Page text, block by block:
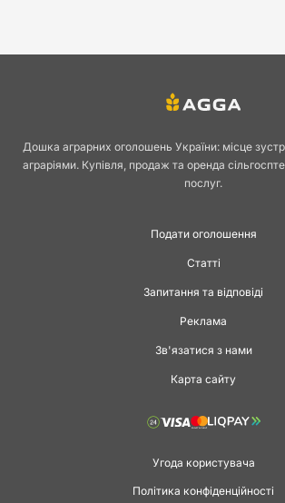
Дошка аграрних оголошень України: місце
аграріями. Купівля, продаж та оренда
послуг.
Подати оголошення
Статті
Запитання та відповіді
Реклама
Зв'язатися з нами
Карта сайту
Угода користувача
Політика конфіденційності